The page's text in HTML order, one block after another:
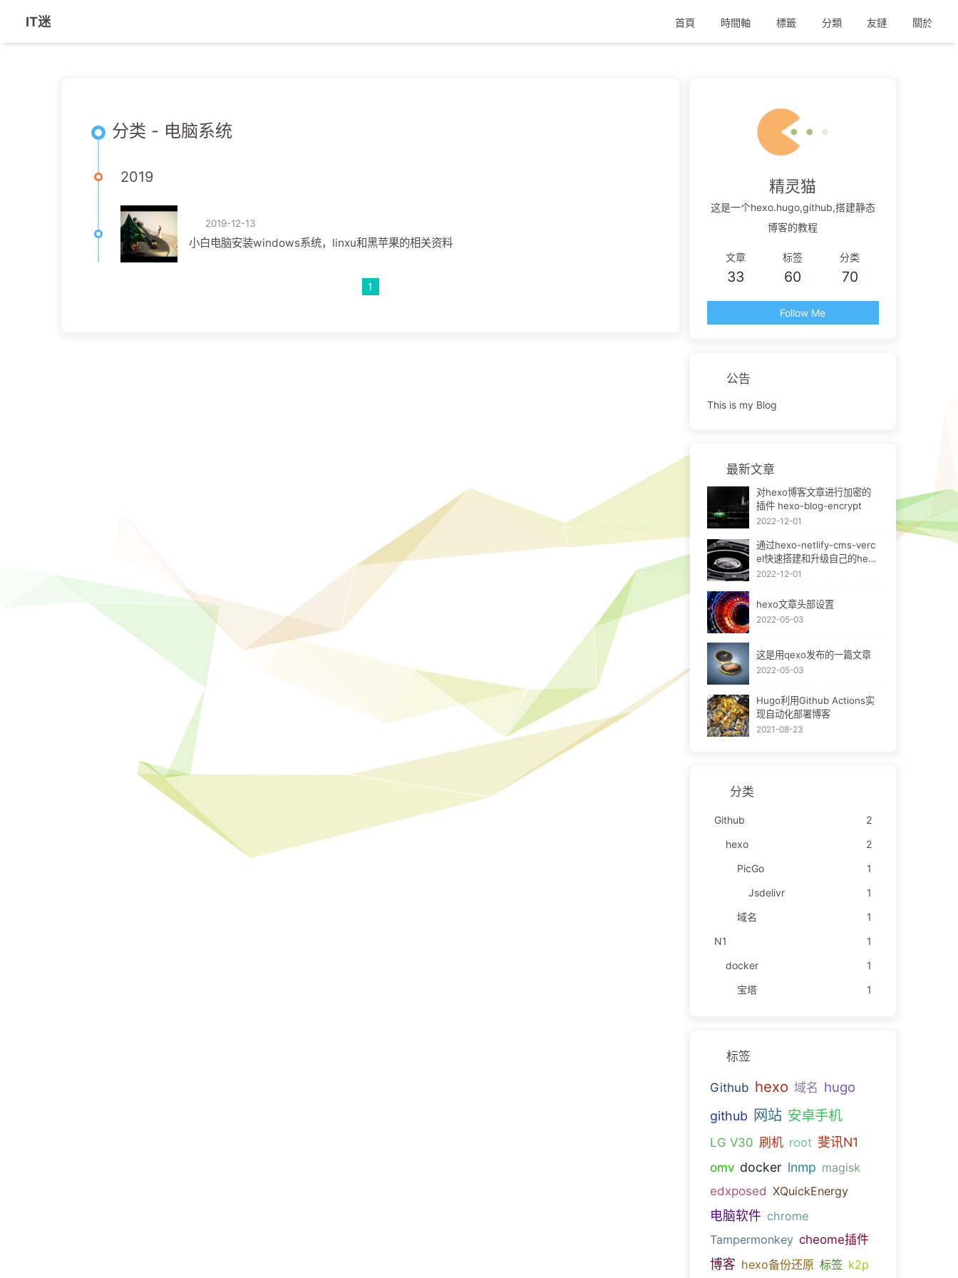
IT迷 首頁 時間軸 標籤 分類 友鏈 關於
分类 - 电脑系统
2019
2019-12-13
小白电脑安装windows系统，linxu和黑苹果的相关资料
1
精灵猫
这是一个hexo.hugo,github,搭建静态
博客的教程
文章
33
标签
60
分类
70
Follow Me
公告
This is my Blog
最新文章
对hexo博客文章进行加密的
插件 hexo-blog-encrypt
2022-12-01
通过hexo-netlify-cms-verc
el快速搭建和升级自己的hexo
bok
2022-12-01
hexo文章头部设置
2022-05-03
这是用qexo发布的一篇文章
2022-05-03
Hugo利用Github Actions实
现自动化部署博客
2021-08-23
分类
Github
2
hexo
2
PicGo
1
Jsdelivr
1
域名
1
N1
1
docker
1
宝塔
1
标签
Github hexo 域名 hugo
github 网站 安卓手机
LG V30 刷机 root 斐讯N1
omv docker lnmp magisk
edxposed XQuickEnergy
电脑软件 chrome
Tampermonkey cheome插件
博客 hexo备份还原 标签 k2p